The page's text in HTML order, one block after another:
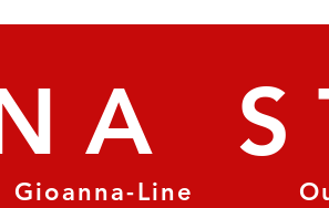
Gioanna-Line